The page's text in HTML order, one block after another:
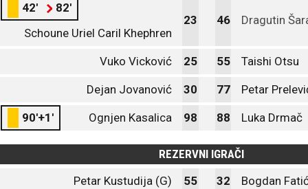
42'
82'
Schoune Uriel Caril Khephren
23 46 Dragutin
Vuko Vicković 25 55 Taishi Otsu
Dejan Jovanović 30 77 Petar
90'+1' Ognjen Kasalica 98 88 Luka Drmač
REZERVNI IGRAČI
Petar Kustudija (G)
55 32 Bogdan